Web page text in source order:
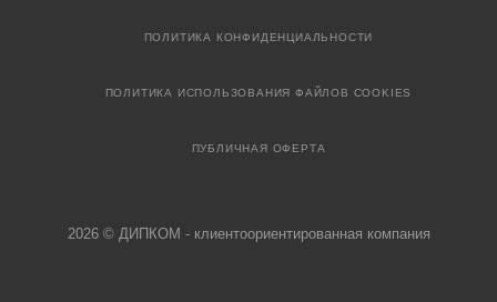
ПОЛИТИКА КОНФИДЕНЦИАЛЬНОСТИ
ПОЛИТИКА ИСПОЛЬЗОВАНИЯ ФАЙЛОВ COOKIES
ПУБЛИЧНАЯ ОФЕРТА
2026 © ДИПКОМ - клиентоориентированная компания